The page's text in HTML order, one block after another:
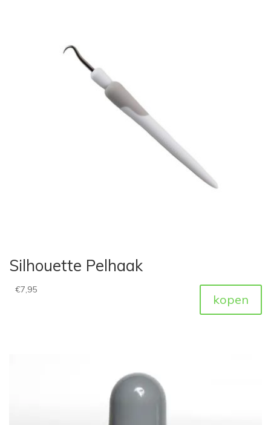
Silhouette Pelhaak
€7,95
kopen